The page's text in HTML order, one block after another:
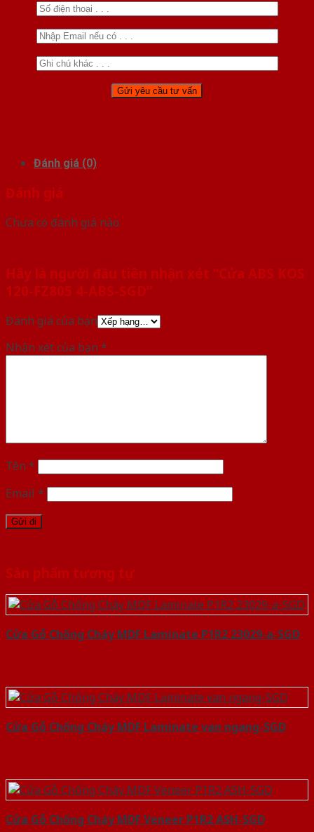
Đánh giá (0)
Đánh giá
Chưa có đánh giá nào.
Hãy là người đầu tiên nhận xét “Cửa ABS KOS
120-FZ805 4-ABS-SGD”
Đánh giá của bạn
Nhận xét của bạn *
Tên *
Email *
Sản phẩm tương tự
Cửa Gỗ Chống Cháy MDF Laminate P1R2 23029-a-SGD
Cửa Gỗ Chống Cháy MDF Laminate van ngang-SGD
Cửa Gỗ Chống Cháy MDF Veneer P1R2 ASH-SGD